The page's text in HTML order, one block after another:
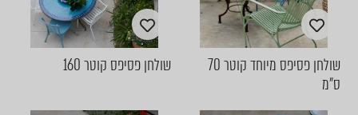
שולחן פסיפס מיוחד קוטר 70
ס"מ
שולחן פסיפס קוטר 160